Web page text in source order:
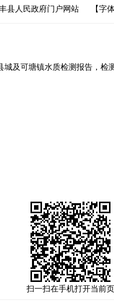
县人民政府门户网站 【字
可塘镇水质检测报告，检
扫一扫在手机打开当前页